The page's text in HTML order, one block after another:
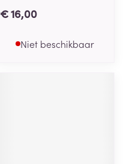
€ 16,00
Niet beschikbaar